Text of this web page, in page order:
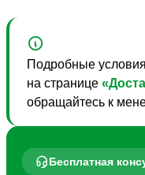
Подробные
на странице
обращайтесь к
Бесплатная